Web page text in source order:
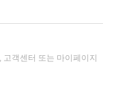
객센터 또는 마이페이지